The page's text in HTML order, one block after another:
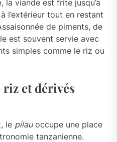
la viande est frite jusqu’à
l’extérieur tout en restant
de piments, de
est souvent servie avec
simples comme le riz ou
riz et dérivés
le pilauoccupe une place
tanzanienne.